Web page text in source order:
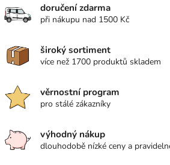
doručení zdarma
při nákupu nad 1500 Kč
široký sortiment
více než 1700 produktů skladem
věrnostní program
pro stálé zákazníky
výhodný nákup
dlouhodobě nízké ceny a